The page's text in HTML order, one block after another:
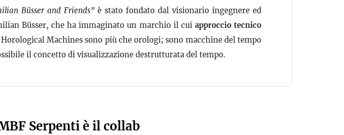
Büsser and Friends”è stato fondato dal visionario ingegnere ed
Büsser, che ha immaginato un marchio il cui approccio tecnico
Horological Machines sono più che orologi; sono macchine del tempo
il concetto di visualizzazione destrutturata del tempo.
Serpenti è il collab